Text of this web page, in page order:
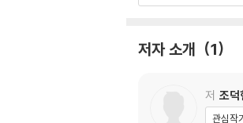
송이 / 능이 / 달걀버섯
주의해야 하는 버섯
싸리버섯 / 보라싸리
저자 소개 1
저 조덕
관심작